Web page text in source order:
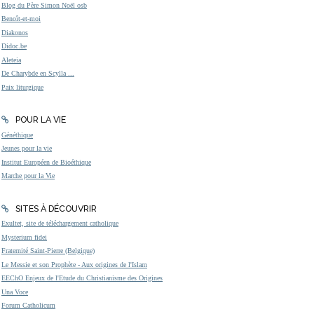
Blog du Père Simon Noël osb
Benoît-et-moi
Diakonos
Didoc.be
Aleteia
De Charybde en Scylla ...
Paix liturgique
POUR LA VIE
Généthique
Jeunes pour la vie
Institut Européen de Bioéthique
Marche pour la Vie
SITES À DÉCOUVRIR
Exultet, site de téléchargement catholique
Mysterium fidei
Fraternité Saint-Pierre (Belgique)
Le Messie et son Prophète - Aux origines de l'Islam
EEChO Enjeux de l'Etude du Christianisme des Origines
Una Voce
Forum Catholicum